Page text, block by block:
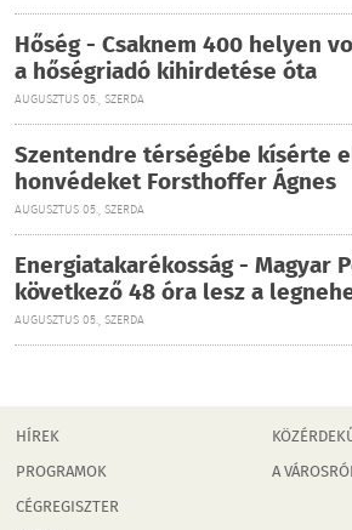
Hőség - Csaknem 400 helyen
a hőségriadó kihirdetése óta
AUGUSZTUS 05., SZERDA
Szentendre térségébe kísérte
honvédeket Forsthoffer Ágnes
AUGUSZTUS 05., SZERDA
Energiatakarékosság - Magyar
következő 48 óra lesz a
AUGUSZTUS 05., SZERDA
HÍREK
PROGRAMOK
CÉGREGISZTER
A